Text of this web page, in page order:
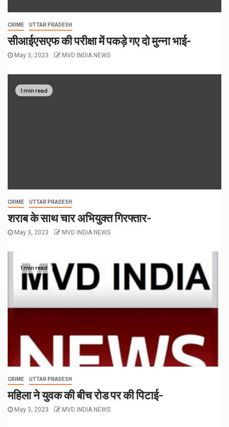
CRIME UTTAR PRADESH
सीआईएसएफ की परीक्षा में पकड़े गए दो मुन्ना भाई-
May 3, 2023 MVD INDIA NEWS
1 min read
CRIME UTTAR PRADESH
शराब के साथ चार अभियुक्त गिरफ्तार-
May 3, 2023 MVD INDIA NEWS
1 min read
CRIME UTTAR PRADESH
महिला ने युवक की बीच रोड पर की पिटाई-
May 3, 2023 MVD INDIA NEWS